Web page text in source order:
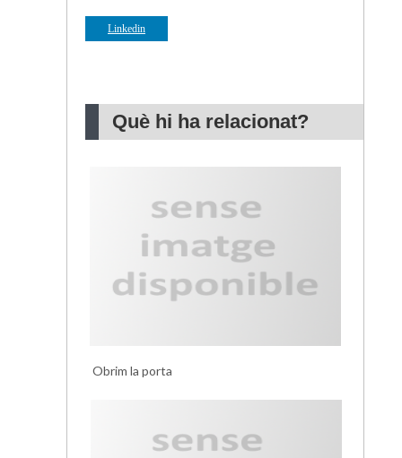
Linkedin
Què hi ha relacionat?
Obrim la porta